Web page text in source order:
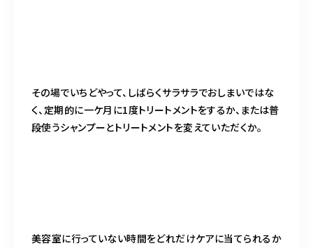
その場でいちどやって、しばらくサラサラでおしまいではな
く、定期的に一ケ月に1度トリートメントをするか、または普
段使うシャンプーとトリートメントを変えていただくか。
美容室に行っていない時間をどれだけケアに当てられるか